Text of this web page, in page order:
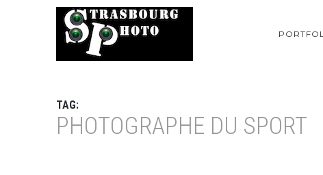
TAG:
PHOTOGRAPHE DU SPORT